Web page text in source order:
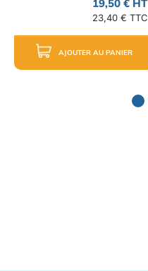
19,50 € HT
23,40 € TTC
AJOUTER AU PANIER